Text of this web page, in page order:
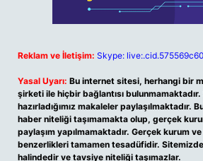
Reklam ve İletişim: Skype:
Yasal Uyarı: Bu internet sitesi, herhangi bir
şirketi ile hiçbir bağlantısı
hazırladığımız makaleler paylaşılmaktadır.
haber niteliği taşımamakta olup, gerçek
paylaşım yapılmamaktadır. Gerçek kurum
benzerlikleri tamamen tesadüfidir.
halindedir ve tavsiye niteliği taşımazlar.